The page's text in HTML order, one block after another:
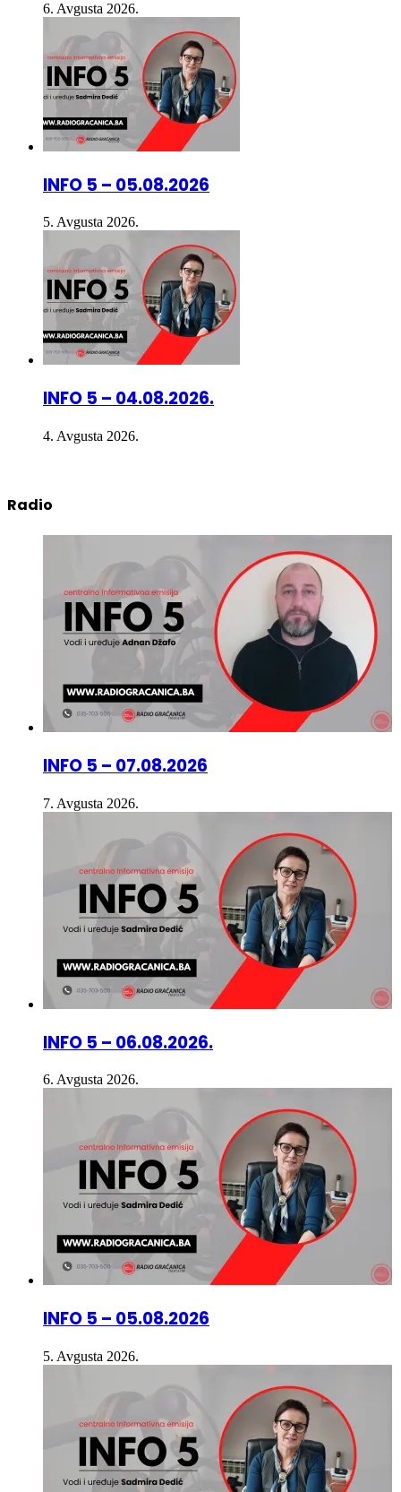
INFO 5 – 05.08.2026
5. Avgusta 2026.
INFO 5 – 04.08.2026.
4. Avgusta 2026.
INFO 5 – 07.08.2026
7. Avgusta 2026.
INFO 5 – 06.08.2026.
6. Avgusta 2026.
INFO 5 – 05.08.2026
5. Avgusta 2026.